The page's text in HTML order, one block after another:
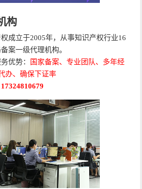
构
成立于2005年，从事知识产权行业16
案一级代理机构。
优势：
国家备案、专业团队、多年经
办、确保下证率
17324810679